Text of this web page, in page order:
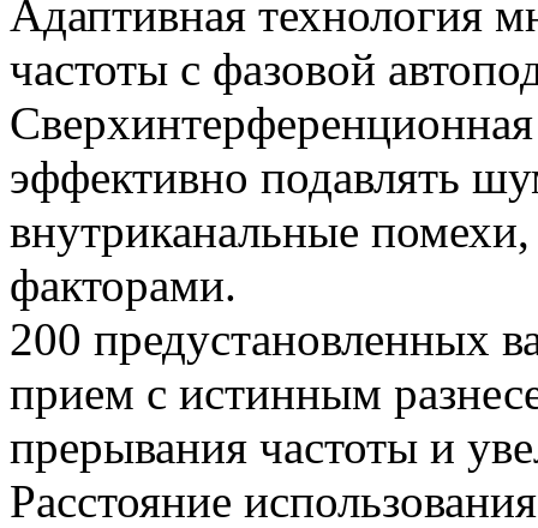
Адаптивная технология
частоты с фазовой
эффективно подавлять
внутриканальные
факторами.
200 предустановленных
прием с истинным
прерывания частоты и
Расстояние